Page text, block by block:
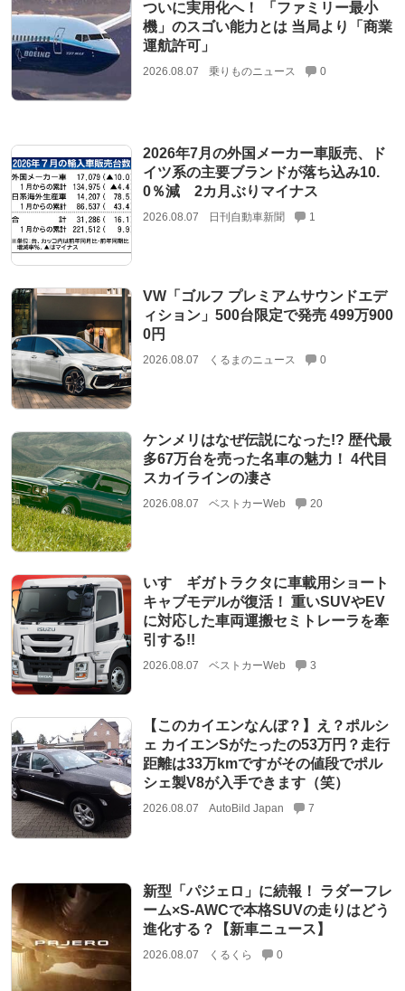
ついに実用化へ！ 「ファミリー最小
機」のスゴい能力とは 当局より「商業
運航許可」
2026.08.07 乗りものニュース 0
2026年7月の外国メーカー車販売、ド
イツ系の主要ブランドが落ち込み10.
0％減 2カ月ぶりマイナス
2026.08.07 日刊自動車新聞 1
VW「ゴルフ プレミアムサウンドエデ
ィション」500台限定で発売 499万900
0円
2026.08.07 くるまのニュース 0
ケンメリはなぜ伝説になった!? 歴代最
多67万台を売った名車の魅力！ 4代目
スカイラインの凄さ
2026.08.07 ベストカーWeb 20
いすゞギガトラクタに車載用ショート
キャブモデルが復活！ 重いSUVやEV
に対応した車両運搬セミトレーラを牽
引する!!
2026.08.07 ベストカーWeb 3
【このカイエンなんぼ？】え？ポルシ
ェ カイエンSがたったの53万円？走行
距離は33万kmですがその値段でポル
シェ製V8が入手できます（笑）
2026.08.07 AutoBild Japan 7
新型「パジェロ」に続報！ ラダーフレ
ーム×S-AWCで本格SUVの走りはどう
進化する？【新車ニュース】
2026.08.07 くるくら 0